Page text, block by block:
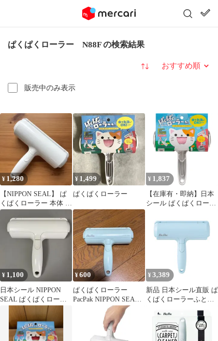
ぱくぱくローラー N88F の検索結果
販売中のみ表示
並び替え
¥ 1,280
【NIPPON SEAL】 ぱ
くぱくローラー 本体 ホ
ワイト
¥ 1,499
ぱくぱくローラー
¥ 1,837
【在庫有・即納】日本
シール ぱくぱくローラ
ワイト N88M くり返し
ーナー
¥ 1,100
日本シール NIPPON
SEAL ぱくぱくローラ
ー 抜け毛取りクリーナ
¥600
ぱくぱくローラー
PacPak NIPPON SEAL
掃除用ブラシ
¥ 3,389
新品 日本シール直販 ぱ
くぱくローラーふとん
掃除 布団クリーナー お
掃除ローラー 抗菌 エコ
ペット 犬 猫 抜け毛 髪
の毛 ホコリ お布団 掃